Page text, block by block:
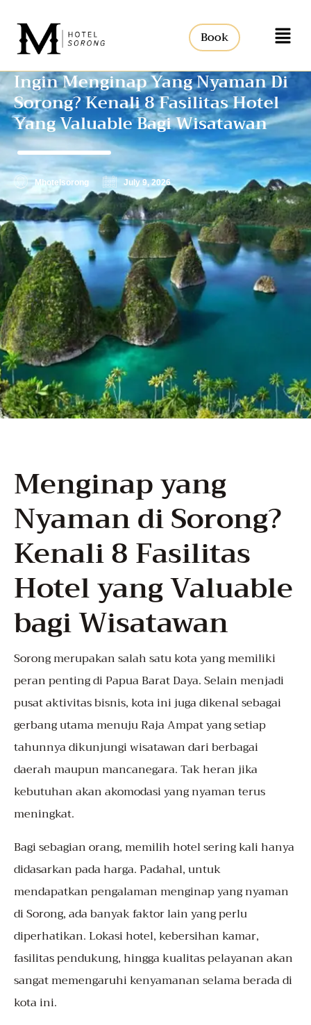
Book
Ingin Menginap Yang Nyaman Di
Sorong? Kenali 8 Fasilitas Hotel
Yang Valuable Bagi Wisatawan
Mhotelsorong July 9, 2026
Menginap yang
Nyaman di Sorong?
Kenali 8 Fasilitas
Hotel yang Valuable
bagi Wisatawan
Sorong merupakan salah satu kota yang memiliki
peran penting di Papua Barat Daya. Selain menjadi
pusat aktivitas bisnis, kota ini juga dikenal sebagai
gerbang utama menuju Raja Ampat yang setiap
tahunnya dikunjungi wisatawan dari berbagai
daerah maupun mancanegara. Tak heran jika
kebutuhan akan akomodasi yang nyaman terus
meningkat.
Bagi sebagian orang, memilih hotel sering kali hanya
didasarkan pada harga. Padahal, untuk
mendapatkan pengalaman menginap yang nyaman
di Sorong, ada banyak faktor lain yang perlu
diperhatikan. Lokasi hotel, kebersihan kamar,
fasilitas pendukung, hingga kualitas pelayanan akan
sangat memengaruhi kenyamanan selama berada di
kota ini.